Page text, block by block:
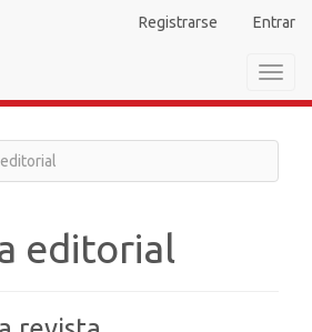
Registrarse Entrar
editorial